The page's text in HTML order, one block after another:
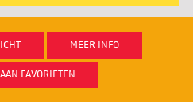
MEER INFO
FAVORIETEN